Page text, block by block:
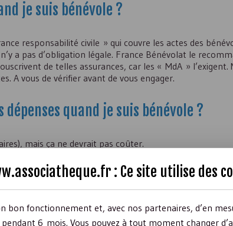
je suis bénévole ?
responsabilité civile » qui couvre les actes des
a pas d’obligation légale. France Bénévolat le
de telles assurances, car les « MdA » l’exigent.
A vous de vérifier avant de vous engager.
quand je suis bénévole ?
mais ça ne devrait pas coûter.
conseillé d’en parler à son association avant
bénévoles de renoncer à ces remboursements. S’il y
général par l’administration fiscale, ce renoncement
une réduction des impôts sur le revenu.
: Ce site utilise des
bon fonctionnement et, avec nos partenaires, d’en
6 mois. Vous pouvez à tout moment changer